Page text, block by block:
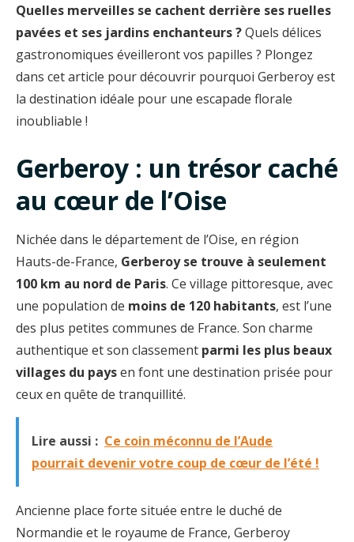
Quelles merveilles se cachent derrière ses ruelles
pavées et ses jardins enchanteurs ?Quels délices
gastronomiques éveilleront vos papilles ? Plongez
dans cet article pour découvrir pourquoi Gerberoy est
la destination idéale pour une escapade florale
inoubliable !
Gerberoy : un trésor caché
au cœur de l’Oise
Nichée dans le département de l’Oise, en région
Hauts-de-France, Gerberoy se trouve à seulement
100 km au nord de Paris. Ce village pittoresque, avec
une population de moins de 120 habitants, est l’une
des plus petites communes de France. Son charme
authentique et son classement parmi les plus beaux
villages du paysen font une destination prisée pour
ceux en quête de tranquillité.
Lire aussi : Ce coin méconnu de l’Aude
pourrait devenir votre coup de cœur de l’été !
Ancienne place forte située entre le duché de
Normandie et le royaume de France, Gerberoy